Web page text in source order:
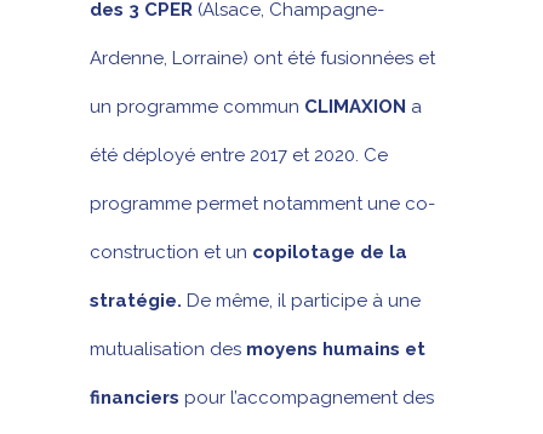
des 3 CPER (Alsace, Champagne-
Ardenne, Lorraine) ont été fusionnées et
un programme commun CLIMAXION a
été déployé entre 2017 et 2020. Ce
programme permet notamment une co-
construction et un copilotage de la
stratégie. De même, il participe à une
mutualisation des moyens humains et
financiers pour l’accompagnement des